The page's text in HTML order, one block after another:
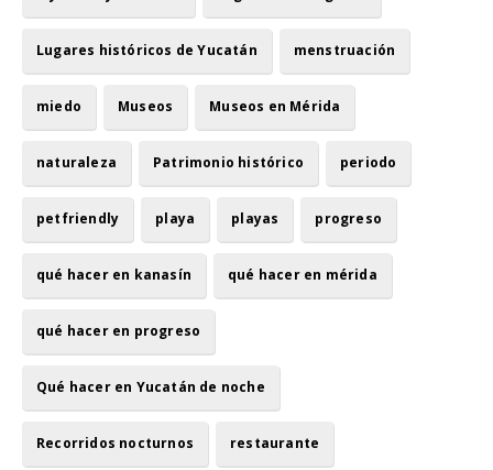
Lugares históricos de Yucatán menstruación
miedo Museos Museos en Mérida
naturaleza Patrimonio histórico periodo
petfriendly playa playas progreso
qué hacer en kanasín qué hacer en mérida
qué hacer en progreso
Qué hacer en Yucatán de noche
Recorridos nocturnos restaurante